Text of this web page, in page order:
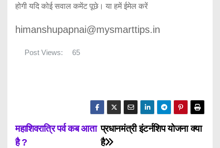
होगी यदि कोई सवाल कमेंट पूछे। या हमें ईमेल करें
himanshupapnai@mysmarttips.in
Post Views: 65
P
प्रधानमंत्री इंटर्नशिप योजना क्या
है
महाशिवरात्रि पर्व कब आता
है ?